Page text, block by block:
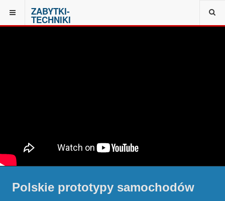
ZABYTKI-
TECHNIKI
Polskie prototypy samochodów